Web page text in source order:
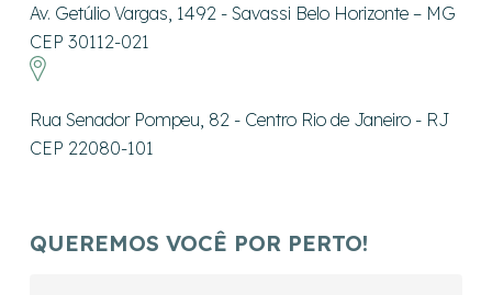
Av. Getúlio Vargas, 1492 - Savassi Belo Horizonte – MG
CEP 30112-021
Rua Senador Pompeu, 82 - Centro Rio de Janeiro - RJ
CEP 22080-101
QUEREMOS VOCÊ POR PERTO!